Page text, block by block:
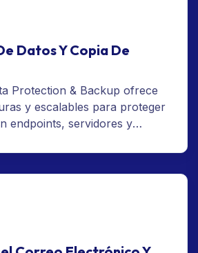
Datos Y Copia De
Protection & Backup ofrece
y escalables para proteger
endpoints, servidores y
recuperación ante
geográfica y DLP,
frente a amenazas